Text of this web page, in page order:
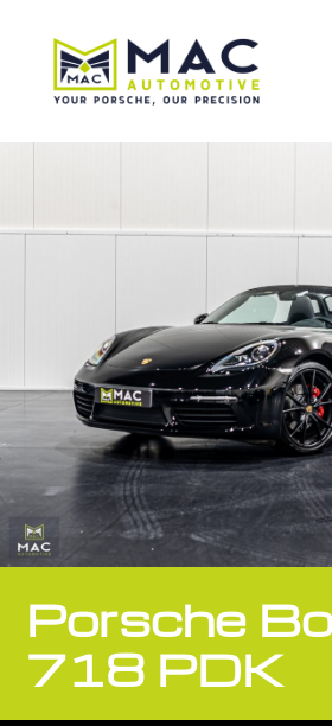
Porsche
718 PDK